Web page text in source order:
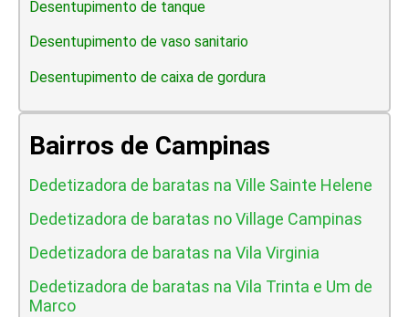
Desentupimento de tanque
Desentupimento de vaso sanitario
Desentupimento de caixa de gordura
Bairros de Campinas
Dedetizadora de baratas na Ville Sainte Helene
Dedetizadora de baratas no Village Campinas
Dedetizadora de baratas na Vila Virginia
Dedetizadora de baratas na Vila Trinta e Um de
Marco